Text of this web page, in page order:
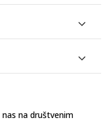
na društvenim